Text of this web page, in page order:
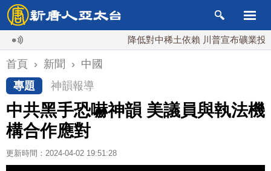
降低對中稀土依賴 川普宣布礦業投資20億
首頁 › 新聞 › 中國
專題
神韻報導
中共黑手恐嚇神韻 美議員與執法機
構合作應對
更新時間：2024-04-02 19:51:28